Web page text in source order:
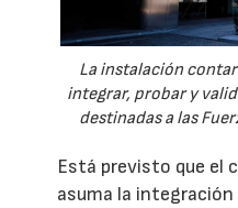
La instalación
integrar, probar y
destinadas a las
Está previsto que el
asuma la